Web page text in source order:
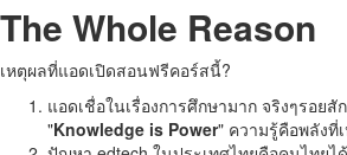
The Whole Reason
เหตุผลที่แอดเปิดสอนฟรีคอร์สนี้?
แอดเชื่อในเรื่องการศึกษามาก จริงๆรอย
"Knowledge is Power" ความรู้คือพลังที่